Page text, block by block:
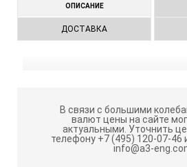
ОПИСАНИЕ
ДОСТАВКА
В связи с большими
валют цены на сайте
актуальными. Уточнить
телефону +7 (495) 120-07-46
info@a3-